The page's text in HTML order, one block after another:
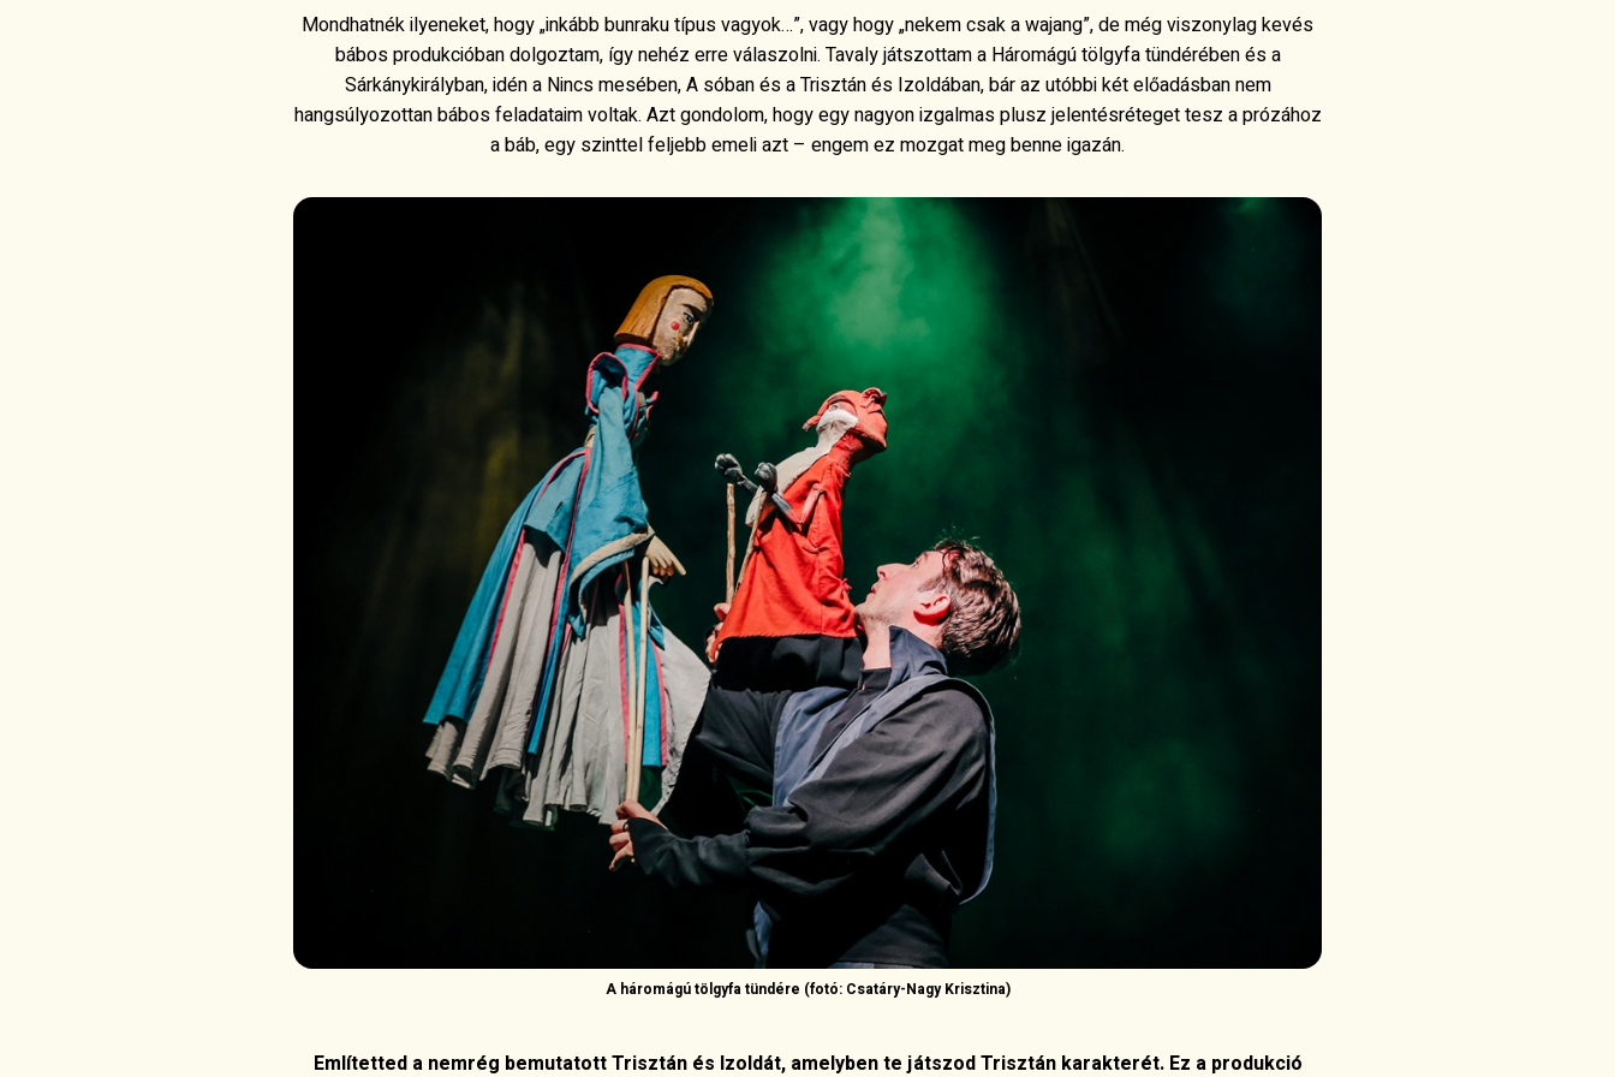
Mondhatnék ilyeneket, hogy „inkább bunraku típus vagyok…”, vagy hogy „nekem csak a wajang”, de még viszonylag kevés
bábos produkcióban dolgoztam, így nehéz erre válaszolni. Tavaly játszottam a Háromágú tölgyfa tündérében és a
Sárkánykirályban, idén a Nincs mesében, A sóban és a Trisztán és Izoldában, bár az utóbbi két előadásban nem
hangsúlyozottan bábos feladataim voltak. Azt gondolom, hogy egy nagyon izgalmas plusz jelentésréteget tesz a prózához
a báb, egy szinttel feljebb emeli azt – engem ez mozgat meg benne igazán.
A háromágú tölgyfa tündére (fotó: Csatáry-Nagy Krisztina)
Említetted a nemrég bemutatott Trisztán és Izoldát, amelyben te játszod Trisztán karakterét. Ez a produkció